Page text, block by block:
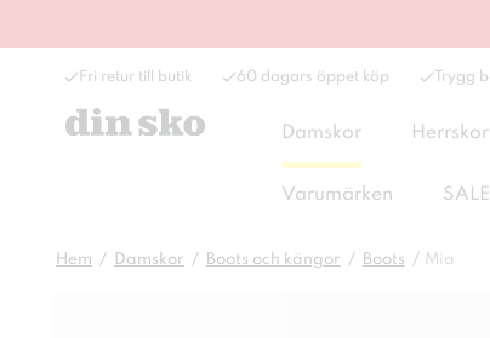
Fri retur till butik 60 dagars öppet köp Trygg
Damskor Herrskor
Varumärken SALE
Hem Damskor Boots och kängor Boots Mia